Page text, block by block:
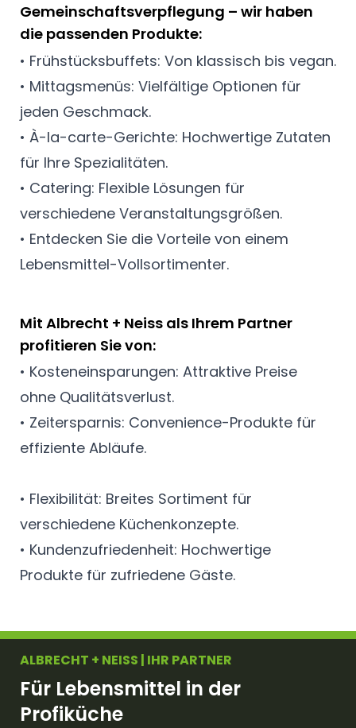
Gemeinschaftsverpflegung – wir haben
die passenden Produkte:
• Frühstücksbuffets: Von klassisch bis vegan.
• Mittagsmenüs: Vielfältige Optionen für
jeden Geschmack.
• À-la-carte-Gerichte: Hochwertige Zutaten
für Ihre Spezialitäten.
• Catering: Flexible Lösungen für
verschiedene Veranstaltungsgrößen.
• Entdecken Sie die Vorteile von einem
Lebensmittel-Vollsortimenter.
Mit Albrecht + Neiss als Ihrem Partner
profitieren Sie von:
• Kosteneinsparungen: Attraktive Preise
ohne Qualitätsverlust.
• Zeitersparnis: Convenience-Produkte für
effiziente Abläufe.
• Flexibilität: Breites Sortiment für
verschiedene Küchenkonzepte.
• Kundenzufriedenheit: Hochwertige
Produkte für zufriedene Gäste.
ALBRECHT + NEISS | IHR PARTNER
Für Lebensmittel in der
Profiküche